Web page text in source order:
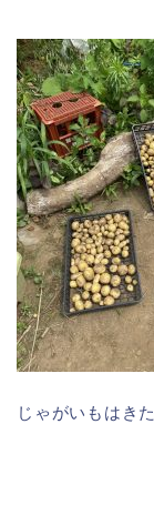
じゃがいもはき